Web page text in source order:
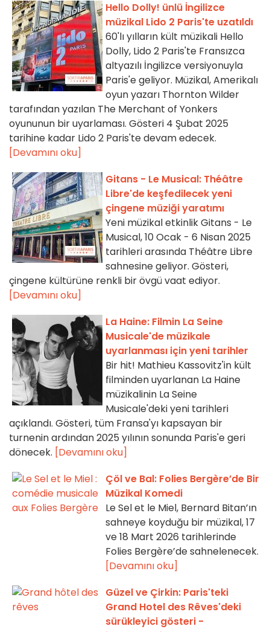
Hello Dolly! ünlü İngilizce
müzikal Lido 2 Paris'te uzatıldı
60'lı yılların kült müzikali Hello
Dolly, Lido 2 Paris'te Fransızca
altyazılı İngilizce versiyonuyla
Paris'e geliyor. Müzikal, Amerikalı
oyun yazarı Thornton Wilder
tarafından yazılan The Merchant of Yonkers
oyununun bir uyarlaması. Gösteri 4 Şubat 2025
tarihine kadar Lido 2 Paris'te devam edecek.
[Devamını oku]
Gitans - Le Musical: Théâtre
Libre'de keşfedilecek yeni
çingene müziği yaratımı
Yeni müzikal etkinlik Gitans - Le
Musical, 10 Ocak - 6 Nisan 2025
tarihleri arasında Théâtre Libre
sahnesine geliyor. Gösteri,
çingene kültürüne renkli bir övgü vaat ediyor.
[Devamını oku]
La Haine: Filmin La Seine
Musicale'de müzikale
uyarlanması için yeni tarihler
Bir hit! Mathieu Kassovitz'in kült
filminden uyarlanan La Haine
müzikalinin La Seine
Musicale'deki yeni tarihleri
açıklandı. Gösteri, tüm Fransa'yı kapsayan bir
turnenin ardından 2025 yılının sonunda Paris'e geri
dönecek. [Devamını oku]
Çöl ve Bal: Folies Bergère’de Bir
Müzikal Komedi
Le Sel et le Miel, Bernard Bitan’ın
sahneye koyduğu bir müzikal, 17
ve 18 Mart 2026 tarihlerinde
Folies Bergère’de sahnelenecek.
[Devamını oku]
Güzel ve Çirkin: Paris'teki
Grand Hotel des Rêves'deki
sürükleyici gösteri -